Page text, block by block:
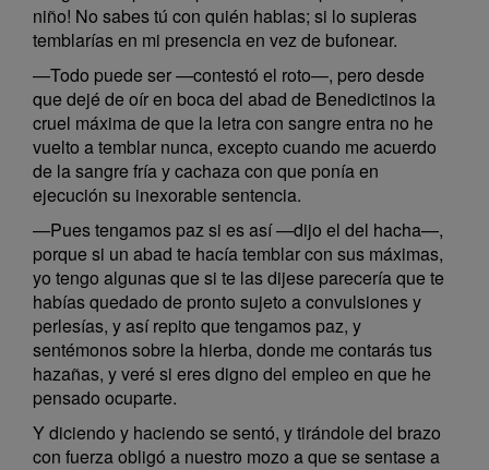
niño! No sabes tú con quién hablas; si lo supieras
temblarías en mi presencia en vez de bufonear.
—Todo puede ser —contestó el roto—, pero desde
que dejé de oír en boca del abad de Benedictinos la
cruel máxima de que la letra con sangre entra no he
vuelto a temblar nunca, excepto cuando me acuerdo
de la sangre fría y cachaza con que ponía en
ejecución su inexorable sentencia.
—Pues tengamos paz si es así —dijo el del hacha—,
porque si un abad te hacía temblar con sus máximas,
yo tengo algunas que si te las dijese parecería que te
habías quedado de pronto sujeto a convulsiones y
perlesías, y así repito que tengamos paz, y
sentémonos sobre la hierba, donde me contarás tus
hazañas, y veré si eres digno del empleo en que he
pensado ocuparte.
Y diciendo y haciendo se sentó, y tirándole del brazo
con fuerza obligó a nuestro mozo a que se sentase a